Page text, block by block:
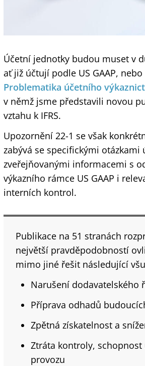
Účetní jednotky budou muset v
ať již účtují podle US GAAP,
Problematika účetního
v němž jsme představili novou
vztahu k IFRS.
Upozornění 22-1 se však
zabývá se specifickými otázkami
zveřejňovanými informacemi s
výkazního rámce US GAAP i
interních kontrol.
Publikace na 51 stranách
největší pravděpodobností
mimo jiné řešit následující
Narušení dodavatelského
Příprava odhadů
Zpětná získatelnost a
Ztráta kontroly,
provozu